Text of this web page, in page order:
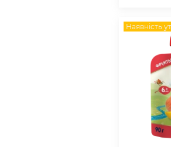
Наявність